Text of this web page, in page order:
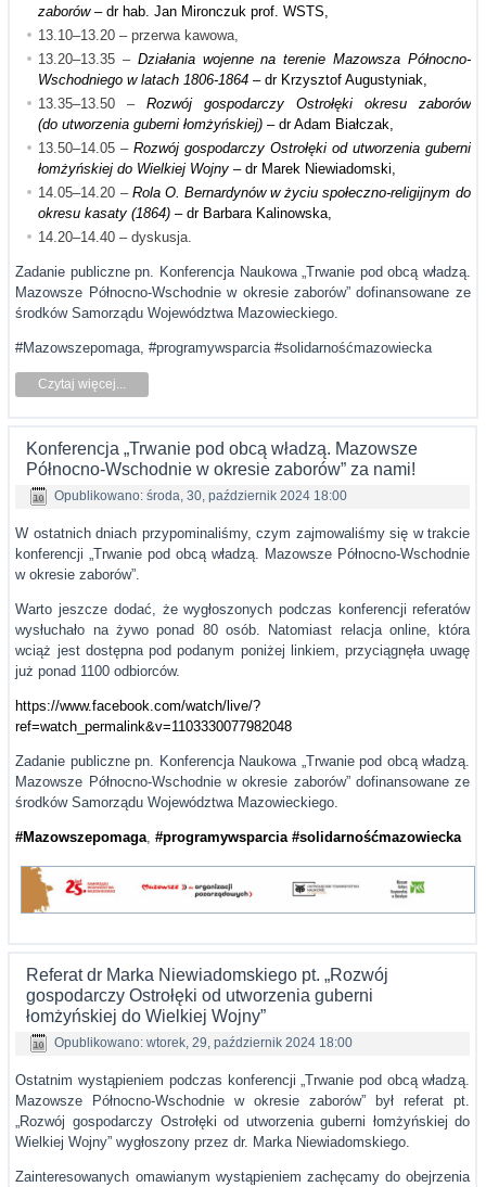
zaborów– dr hab. Jan Mironczuk prof. WSTS,
13.10–13.20 – przerwa kawowa,
13.20–13.35 – Działania wojenne na terenie Mazowsza Północno-
Wschodniego w latach 1806-1864– dr Krzysztof Augustyniak,
13.35–13.50 –Rozwój gospodarczy Ostrołęki okresu zaborów
(doutworzenia guberni łomżyńskiej)– dr Adam Białczak,
13.50–14.05 –Rozwój gospodarczy Ostrołęki od utworzenia guberni
łomżyńskiej do Wielkiej Wojny– dr Marek Niewiadomski,
14.05–14.20 – Rola O. Bernardynów w życiu społeczno-religijnym do
okresu kasaty (1864)– dr Barbara Kalinowska,
14.20–14.40 – dyskusja.
Zadanie publiczne pn. Konferencja Naukowa „Trwanie pod obcą władzą.
Mazowsze Północno-Wschodnie w okresie zaborów” dofinansowane ze
środków Samorządu Województwa Mazowieckiego.
#Mazowszepomaga, #programywsparcia #solidarnośćmazowiecka
Czytaj więcej...
Konferencja „Trwanie pod obcą władzą. Mazowsze
Północno-Wschodnie w okresie zaborów” za nami!
Opublikowano: środa, 30, październik 2024 18:00
W ostatnich dniach przypominaliśmy, czym zajmowaliśmy się w trakcie
konferencji „Trwanie pod obcą władzą. Mazowsze Północno-Wschodnie
w okresie zaborów”.
Warto jeszcze dodać, że wygłoszonych podczas konferencji referatów
wysłuchało na żywo ponad 80 osób. Natomiast relacja online, która
wciąż jest dostępna pod podanym poniżej linkiem, przyciągnęła uwagę
już ponad 1100 odbiorców.
https://www.facebook.com/watch/live/?
ref=watch_permalink&v=1103330077982048
Zadanie publiczne pn. Konferencja Naukowa „Trwanie pod obcą władzą.
Mazowsze Północno-Wschodnie w okresie zaborów” dofinansowane ze
środków Samorządu Województwa Mazowieckiego.
#Mazowszepomaga ,#programywsparcia #solidarnośćmazowiecka
Referat dr Marka Niewiadomskiego pt. „Rozwój
gospodarczy Ostrołęki od utworzenia guberni
łomżyńskiej do Wielkiej Wojny”
Opublikowano: wtorek, 29, październik 2024 18:00
Ostatnim wystąpieniem podczas konferencji „Trwanie pod obcą władzą.
Mazowsze Północno-Wschodnie w okresie zaborów” był referat pt.
„Rozwój gospodarczy Ostrołęki od utworzenia guberni łomżyńskiej do
Wielkiej Wojny” wygłoszony przez dr. Marka Niewiadomskiego.
Zainteresowanych omawianym wystąpieniem zachęcamy do obejrzenia